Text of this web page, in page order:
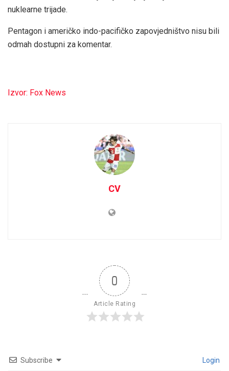
nuklearne trijade.
Pentagon i američko indo-pacifičko zapovjedništvo nisu bili
odmah dostupni za komentar.
Izvor: Fox News
CV
0
Article Rating
Subscribe Login